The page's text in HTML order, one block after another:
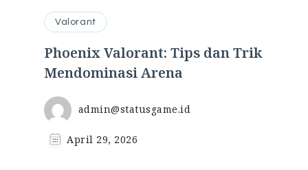
Valorant
Phoenix Valorant: Tips dan Trik
Mendominasi Arena
admin@statusgame.id
April 29, 2026